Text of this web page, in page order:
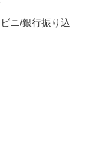
ニ/銀行振り込